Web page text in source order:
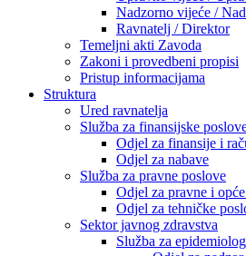
Nadzorno vijeće /
Ravnatelj / Direktor
Temeljni akti Zavoda
Zakoni i provedbeni propisi
Pristup informacijama
Struktura
Ured ravnatelja
Služba za finansijske
Odjel za finansije i
Odjel za nabave
Služba za pravne poslove
Odjel za pravne i
Odjel za tehničke
Sektor javnog zdravstva
Služba za